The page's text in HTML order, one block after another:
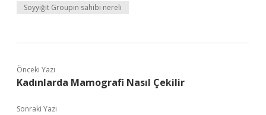
Soyyiğit Groupın sahibi nereli
Önceki Yazı
Kadınlarda Mamografi Nasıl Çekilir
Sonraki Yazı